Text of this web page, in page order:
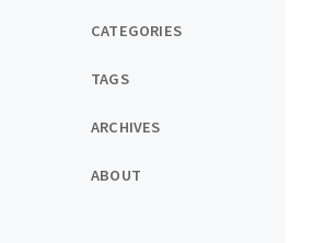
CATEGORIES
TAGS
ARCHIVES
ABOUT